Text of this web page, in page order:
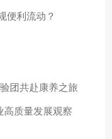
便利流动？
团共赴康养之旅
质量发展观察